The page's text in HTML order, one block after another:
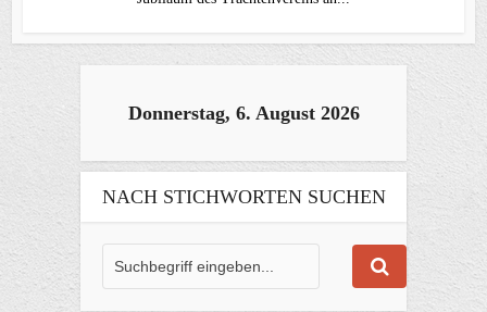
Donnerstag, 6. August 2026
NACH STICHWORTEN SUCHEN